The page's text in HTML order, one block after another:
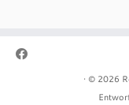
· © 2026